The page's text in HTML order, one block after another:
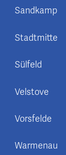
Sandkamp
Stadtmitte
Sülfeld
Velstove
Vorsfelde
Warmenau